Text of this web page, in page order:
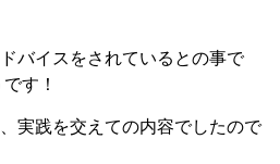
バイスをされているとの事で
す！
実践を交えての内容でしたので